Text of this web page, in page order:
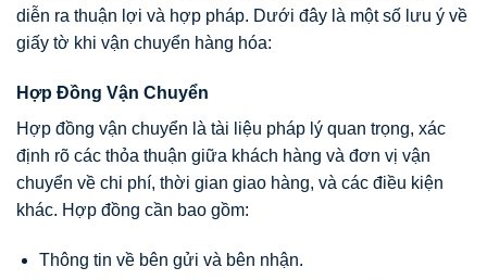
diễn ra thuận lợi và hợp pháp. Dưới đây là một số lưu ý về
giấy tờ khi vận chuyển hàng hóa:
Hợp Đồng Vận Chuyển
Hợp đồng vận chuyển là tài liệu pháp lý quan trọng, xác
định rõ các thỏa thuận giữa khách hàng và đơn vị vận
chuyển về chi phí, thời gian giao hàng, và các điều kiện
khác. Hợp đồng cần bao gồm:
Thông tin về bên gửi và bên nhận.